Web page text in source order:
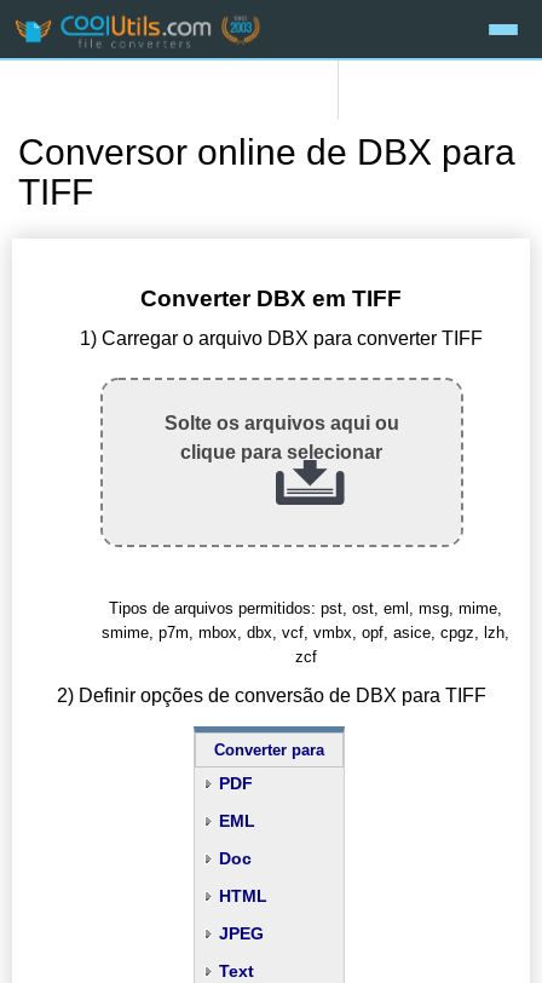
Conversor online de DBX para
TIFF
Converter DBX em TIFF
1) Carregar o arquivo DBX para converter TIFF
Solte os arquivos aqui ou
clique para selecionar
Tipos de arquivos permitidos: pst, ost, eml, msg, mime,
smime, p7m, mbox, dbx, vcf, vmbx, opf, asice, cpgz, lzh,
zcf
2) Definir opções de conversão de DBX para TIFF
Converter para
PDF
EML
Doc
HTML
JPEG
Text